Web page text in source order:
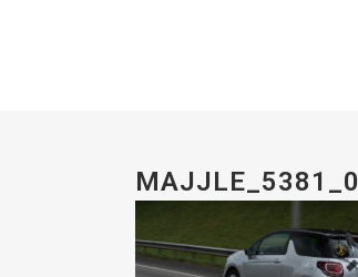
MAJJLE_5381_0